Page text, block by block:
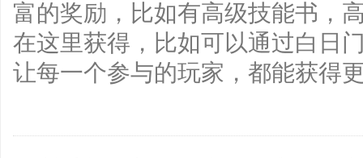
富的奖励，比如有高级技能书，
在这里获得，比如可以通过白日
让每一个参与的玩家，都能获得